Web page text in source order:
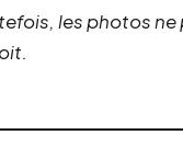
les photos ne